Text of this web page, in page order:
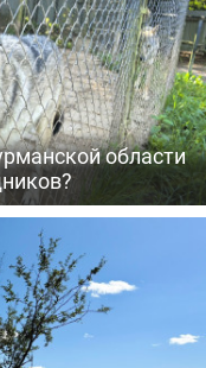
области